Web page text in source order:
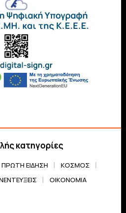
κατηγορίες
ΠΡΏΤΗ ΕΊΔΗΣΗ
ΚΌΣΜΟΣ
ΟΙΚΟΝΟΜΊΑ